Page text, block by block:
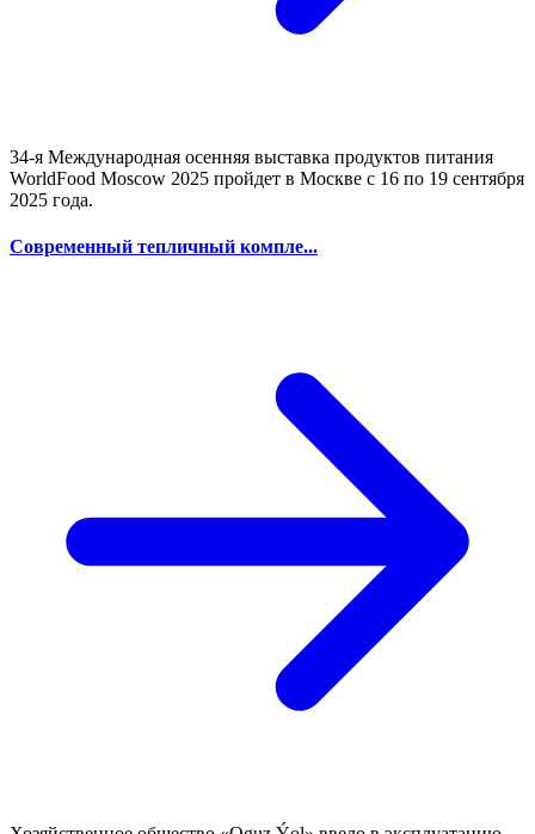
34-я Международная осенняя выставка продуктов питания
WorldFood Moscow 2025 пройдет в Москве с 16 по 19 сентября
2025 года.
Современный тепличный компле...